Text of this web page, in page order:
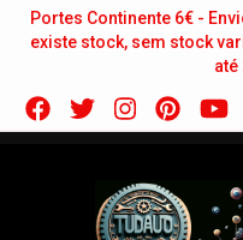
Portes Continente 6€ -
existe stock, sem stock
até